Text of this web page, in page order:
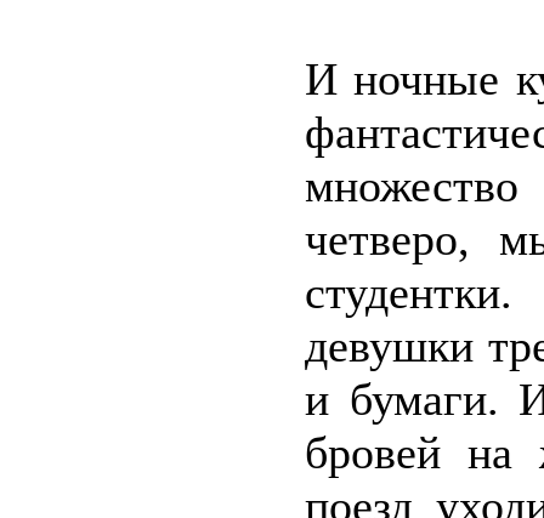
И ночные
четверо,
девушки
и бумаги.
бровей на
поезд